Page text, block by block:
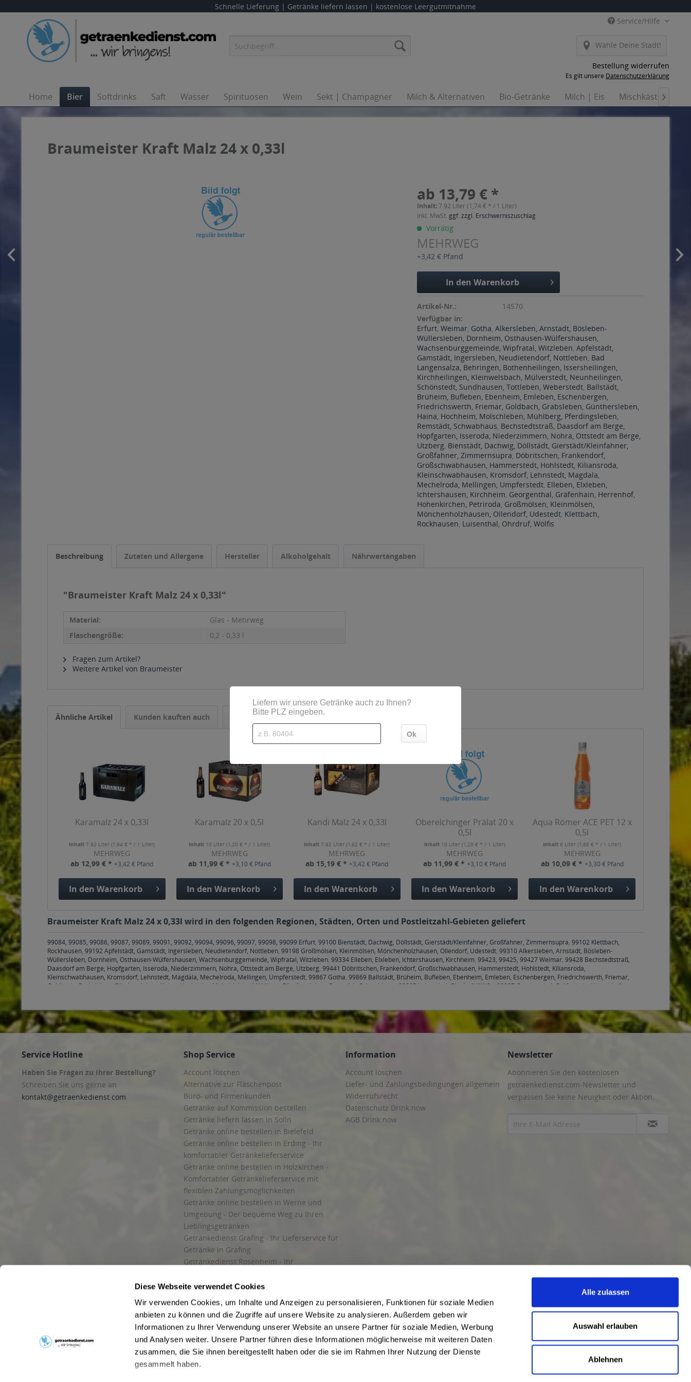
Diese Webseite verwendet Cookies
Wir verwenden Cookies, um Inhalte und Anzeigen zu personalisieren, Funktionen für soziale Medien
anbieten zu können und die Zugriffe auf unsere Website zu analysieren. Außerdem geben wir
Informationen zu Ihrer Verwendung unserer Website an unsere Partner für soziale Medien, Werbung
und Analysen weiter. Unsere Partner führen diese Informationen möglicherweise mit weiteren Daten
zusammen, die Sie ihnen bereitgestellt haben oder die sie im Rahmen Ihrer Nutzung der Dienste
gesammelt haben.
Alle zulassen
Auswahl erlauben
Ablehnen
Schnelle Lieferung | Getränke liefern lassen | kostenlose Leergutmitnahme
Service/Hilfe
Wähle Deine Stadt!
Bestellung widerrufen
Es gilt unsere Datenschutzerklärung
Home Bier Softdrinks Saft Wasser Spirituosen Wein Sekt | Champagner Milch & Alternativen Bio-Getränke Milch | Eis Mischkästen

Braumeister Kraft Malz 24 x 0,33l
ab 13,79 € *
Inhalt:7.92 Liter (1,74 € * / 1 Liter)
inkl. MwSt. ggf. zzgl. Erschwerniszuschlag
Vorrätig
MEHRWEG
+3,42 € Pfand
In den Warenkorb
Artikel-Nr.:
14570
Verfügbar in:
Erfurt,Weimar, Gotha,Alkersleben, Arnstadt, Bösleben-
Wüllersleben, Dornheim, Osthausen-Wülfershausen,
Wachsenburggemeinde, Wipfratal, Witzleben,Apfelstädt,
Gamstädt, Ingersleben, Neudietendorf, Nottleben, Bad
Langensalza, Behringen, Bothenheilingen, Issersheilingen,
Kirchheilingen, Kleinwelsbach, Mülverstedt, Neunheilingen,
Schönstedt, Sundhausen, Tottleben, Weberstedt, Ballstädt,
Brüheim, Bufleben, Ebenheim, Emleben, Eschenbergen,
Friedrichswerth, Friemar, Goldbach, Grabsleben, Günthersleben,
Haina, Hochheim, Molschleben, Mühlberg, Pferdingsleben,
Remstädt, Schwabhaus, Bechstedtstraß, Daasdorf am Berge,
Hopfgarten, Isseroda, Niederzimmern, Nohra, Ottstedt am Berge,
Utzberg, Bienstädt, Dachwig, Döllstädt, Gierstädt/Kleinfahner,
Großfahner, Zimmernsupra, Döbritschen, Frankendorf,
Großschwabhausen, Hammerstedt, Hohlstedt, Kiliansroda,
Kleinschwabhausen, Kromsdorf, Lehnstedt, Magdala,
Mechelroda, Mellingen, Umpferstedt, Elleben, Elxleben,
Ichtershausen, Kirchheim, Georgenthal, Gräfenhain, Herrenhof,
Hohenkirchen, Petriroda, Großmölsen, Kleinmölsen,
Mönchenholzhausen, Ollendorf, Udestedt, Klettbach,
Rockhausen, Luisenthal, Ohrdruf, Wölfis
Beschreibung Zutaten und Allergene Hersteller Alkoholgehalt Nährwertangaben
"Braumeister Kraft Malz 24 x 0,33l"
Material:
Glas - Mehrweg
Flaschengröße:
0,2 - 0,33 l
Fragen zum Artikel?
Weitere Artikel von Braumeister
Ähnliche Artikel Kunden kauften auch Kunden haben sich ebenfalls angesehen
Karamalz 24 x 0,33l
Inhalt7.92 Liter(1,64 € * / 1 Liter)
MEHRWEG
ab 12,99 € *+3,42 € Pfand
In den Warenkorb
Karamalz 20 x 0,5l
Inhalt 10 Liter(1,20 € * / 1 Liter)
MEHRWEG
ab 11,99 € * +3,10 € Pfand
In den Warenkorb
Kandi Malz 24 x 0,33l
Inhalt7.92 Liter(1,92 € * / 1 Liter)
MEHRWEG
ab 15,19 € *+3,42 € Pfand
In den Warenkorb
Oberelchinger Prälat 20 x
0,5l
Inhalt 10 Liter (1,20 € * / 1 Liter)
MEHRWEG
ab 11,99 € *+3,10 € Pfand
In den Warenkorb
Aqua Römer ACE PET 12 x
0,5l
Inhalt 6 Liter(1,68 € * / 1 Liter)
MEHRWEG
ab 10,09 € * +3,30 € Pfand
In den Warenkorb
Braumeister Kraft Malz 24 x 0,33l wird in den folgenden Regionen, Städten, Orten und Postleitzahl-Gebieten geliefert
99084, 99085, 99086, 99087, 99089, 99091, 99092, 99094, 99096, 99097, 99098, 99099 Erfurt, 99100 Bienstädt, Dachwig, Döllstädt, Gierstädt/Kleinfahner, Großfahner, Zimmernsupra, 99102 Klettbach,
Rockhausen, 99192 Apfelstädt, Gamstädt, Ingersleben, Neudietendorf, Nottleben, 99198 Großmölsen, Kleinmölsen, Mönchenholzhausen, Ollendorf, Udestedt, 99310 Alkersleben, Arnstadt, Bösleben-
Wüllersleben, Dornheim, Osthausen-Wülfershausen, Wachsenburggemeinde, Wipfratal, Witzleben, 99334 Elleben, Elxleben, Ichtershausen, Kirchheim, 99423, 99425, 99427 Weimar, 99428 Bechstedtstraß,
Daasdorf am Berge, Hopfgarten, Isseroda, Niederzimmern, Nohra, Ottstedt am Berge, Utzberg, 99441 Döbritschen, Frankendorf, Großschwabhausen, Hammerstedt, Hohlstedt, Kiliansroda,
Kleinschwabhausen, Kromsdorf, Lehnstedt, Magdala, Mechelroda, Mellingen, Umpferstedt, 99867 Gotha, 99869 Ballstädt, Brüheim, Bufleben, Ebenheim, Emleben, Eschenbergen, Friedrichswerth, Friemar,
Goldbach, Grabsleben, Günthersleben, Haina, Hochheim, Molschleben, Mühlberg, Pferdingsleben, Remstädt, Schwabhaus
99885 Luisenthal, Ohrdruf, Wölfis
99887 Georgenthal, Gräfenhain, Herrenhof,
Service Hotline
Haben Sie Fragen zu Ihrer Bestellung?
Schreiben Sie uns gerne an
kontakt@getraenkedienst.com
Shop Service
Account löschen
Alternative zur Flaschenpost
Büro- und Firmenkunden
Getränke auf Kommission bestellen
Getränke liefern lassen in Solln
Getränke online bestellen in Bielefeld
Getränke online bestellen in Erding - Ihr
komfortabler Getränkelieferservice
Getränke online bestellen in Holzkirchen -
Komfortabler Getränkelieferservice mit
flexiblen Zahlungsmöglichkeiten
Getränke online bestellen in Werne und
Umgebung - Der bequeme Weg zu Ihren
Lieblingsgetränken
Getränkedienst Grafing - Ihr Lieferservice für
Getränke in Grafing
Getränkedienst Rosenheim - Ihr
und Umgebung
Liefergebiet
Lieferservice für Getränke
Wir liefern Getränke
Kontakt
Newsletter
Information
Account löschen
Liefer- und Zahlungsbedingungen allgemein
Widerrufsrecht
Datenschutz Drink now
AGB Drink now
Newsletter
Abonnieren Sie den kostenlosen
getraenkedienst.com-Newsletter und
verpassen Sie keine Neuigkeit oder Aktion.